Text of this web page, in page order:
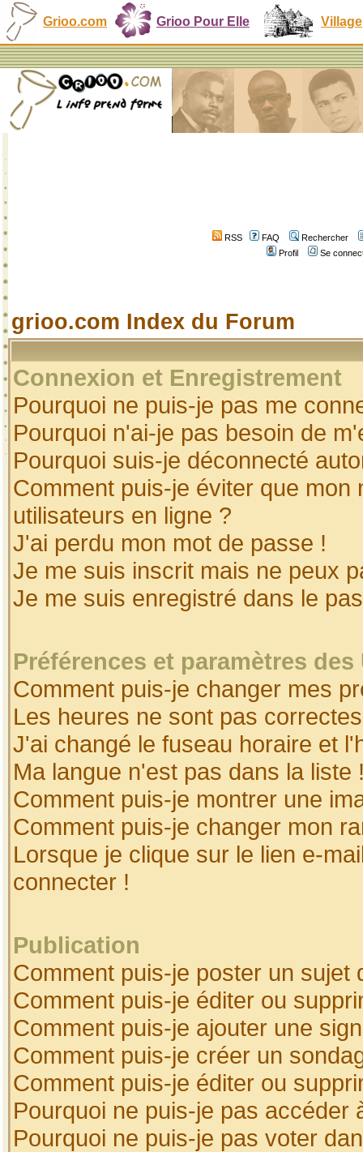
Grioo.com Grioo Pour Elle Village
RSS FAQ
Rechercher
Profil
Se
grioo.com Index du Forum
Connexion et Enregistrement
Pourquoi ne puis-je pas me
Pourquoi n'ai-je pas besoin de
Pourquoi suis-je déconnecté
Comment puis-je éviter que
utilisateurs en ligne ?
J'ai perdu mon mot de passe !
Je me suis inscrit mais ne peux
Je me suis enregistré dans le
Préférences et paramètres
Comment puis-je changer mes
Les heures ne sont pas
J'ai changé le fuseau horaire et
Ma langue n'est pas dans la liste
Comment puis-je montrer une
Comment puis-je changer mon
Lorsque je clique sur le lien e-
connecter !
Publication
Comment puis-je poster un sujet
Comment puis-je éditer ou
Comment puis-je ajouter une
Comment puis-je créer un
Comment puis-je éditer ou
Pourquoi ne puis-je pas accéder
Pourquoi ne puis-je pas voter